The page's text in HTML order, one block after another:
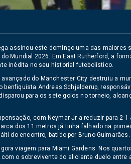
assinou este domingo uma das maiores
Mundial 2026. Em East Rutherford, a
inédita no seu historial futebolístico.
do Manchester City destruiu a
Andreas Schjelderup,
para os sete golos no torneio,
com Neymar Jr a reduzir para 2-
dos 11 metros já tinha falhado na
do encontro, batido por Bruno Guimarães.
viagem para Miami Gardens. Nos
o sobrevivente do aliciante duelo entre